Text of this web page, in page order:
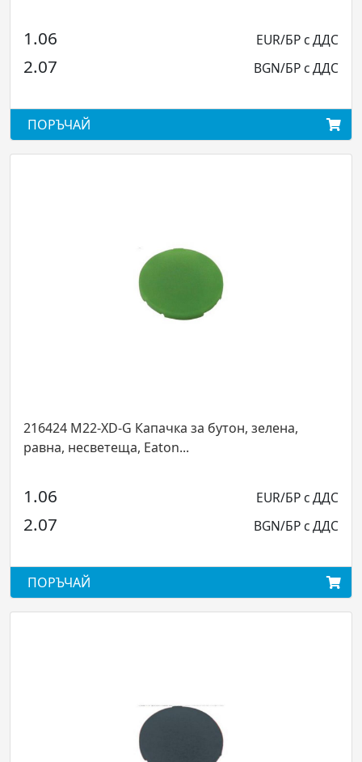
EUR/БР с ДДС
BGN/БР с ДДС
M22-XD-G Капачка за бутон, зелена,
несветеща, Eaton...
EUR/БР с ДДС
BGN/БР с ДДС
12.74
24.93
1.22
2.39